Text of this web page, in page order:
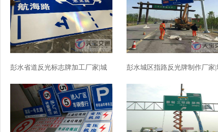
彭水省道反光标志牌加工厂家|城
彭水城区指路反光牌制作厂家|